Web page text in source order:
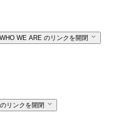
WHO WE ARE のリンクを開閉
リンクを開閉